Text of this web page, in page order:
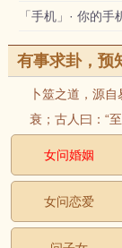
「手机」· 你的
有事求卦，预
卜筮之道，源
衰；古人曰：“
女问婚姻
女问恋爱